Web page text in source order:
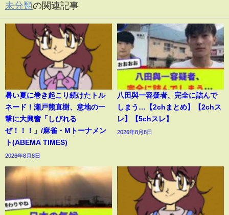
未分類の関連記事
暑い夏に巻き起こり続けたトル
ネード！瀬戸熊直樹、意地の一
撃に大興奮「しびれる
ぜ！！！」/麻雀・Mトーナメン
ト(ABEMA TIMES)
2026年8月8日
八田與一容疑者、完全に詰んで
しまう…【2chまとめ】【2chス
レ】【5chスレ】
2026年8月8日